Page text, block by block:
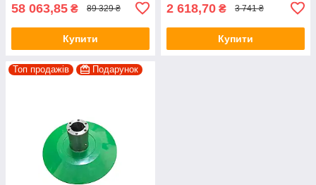
58 063,85 ₴ 89 329 ₴
Купити
2 618,70 ₴ 3 741 ₴
Купити
Топ продажів Подарунок